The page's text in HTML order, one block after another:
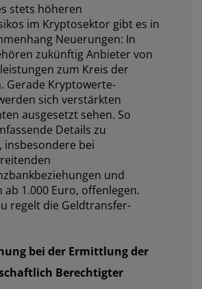
stets höheren
im Kryptosektor gibt es in
Neuerungen: In
zukünftig Anbieter von
zum Kreis der
Gerade Kryptowerte-
sich verstärkten
ausgesetzt sehen. So
Details zu
insbesondere bei
und
1.000 Euro, offenlegen.
regelt die Geldtransfer-
bei der Ermittlung der
Berechtigter